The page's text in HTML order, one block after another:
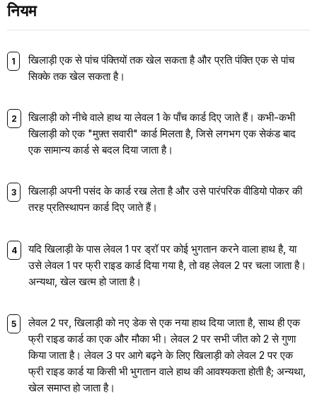
नियम
खिलाड़ी एक से पांच पंक्तियों तक खेल सकता है और प्रति पंक्ति एक से पांच
सिक्के तक खेल सकता है।
खिलाड़ी को नीचे वाले हाथ या लेवल 1 के पाँच कार्ड दिए जाते हैं। कभी-कभी
खिलाड़ी को एक "मुफ़्त सवारी" कार्ड मिलता है, जिसे लगभग एक सेकंड बाद
एक सामान्य कार्ड से बदल दिया जाता है।
खिलाड़ी अपनी पसंद के कार्ड रख लेता है और उसे पारंपरिक वीडियो पोकर की
तरह प्रतिस्थापन कार्ड दिए जाते हैं।
यदि खिलाड़ी के पास लेवल 1 पर ड्रॉ पर कोई भुगतान करने वाला हाथ है, या
उसे लेवल 1 पर फ्री राइड कार्ड दिया गया है, तो वह लेवल 2 पर चला जाता है।
अन्यथा, खेल खत्म हो जाता है।
लेवल 2 पर, खिलाड़ी को नए डेक से एक नया हाथ दिया जाता है, साथ ही एक
फ्री राइड कार्ड का एक और मौका भी। लेवल 2 पर सभी जीत को 2 से गुणा
किया जाता है। लेवल 3 पर आगे बढ़ने के लिए खिलाड़ी को लेवल 2 पर एक
फ्री राइड कार्ड या किसी भी भुगतान वाले हाथ की आवश्यकता होती है; अन्यथा,
खेल समाप्त हो जाता है।